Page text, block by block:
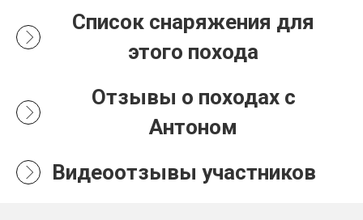
Список снаряжения для
этого похода
Отзывы о походах с
Антоном
Видеоотзывы участников